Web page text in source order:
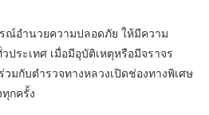
ณ์อำนวยความปลอดภัย ให้มีความ
ประเทศ เมื่อมีอุบัติเหตุหรือมีจราจร
มกับตำรวจทางหลวงเปิดช่องทางพิเศษ
ทุกครั้ง